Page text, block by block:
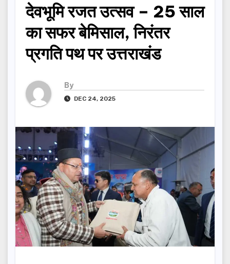
देवभूमि रजत उत्सव – 25 साल
का सफर बेमिसाल, निरंतर
प्रगति पथ पर उत्तराखंड
By
DEC 24, 2025